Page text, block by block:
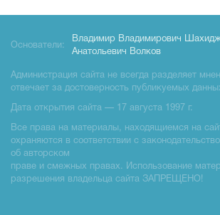
Основатели:
Владимир Владимирович
Анатольевич Волков
Администрация сайта не всегда разделяет
отвечает за достоверность публикуемых
Дата открытия сайта — 17 августа 1997 г.
Все права на материалы, находящиемся на
охраняются в соответствии с
об авторском
праве и смежных правах. Использование
разрешения владельца сайта ЗАПРЕЩЕНО!